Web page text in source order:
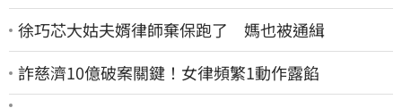
徐巧芯大姑夫婿律師棄保跑了 媽也被通緝
詐慈濟10億破案關鍵！女律頻繁1動作露餡